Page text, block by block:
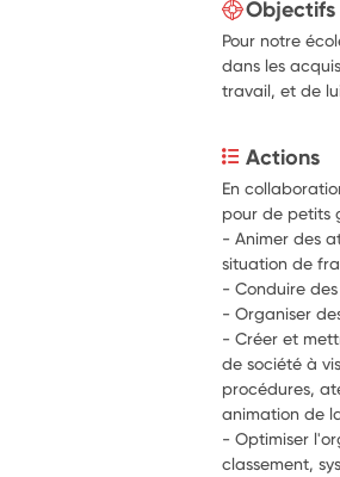
Objectifs
Pour notre
dans les
travail, et de
Actions
En
pour de petits
- Animer des
situation de
- Conduire
- Organiser
- Créer et
de société à
procédures,
animation de
- Optimiser
classement,